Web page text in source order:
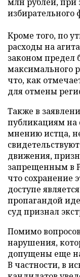
избирательного
Кроме того, по
расходы на
законом предел
максимального
что, как
для отмены
Также в
публикациям на
мнению истца,
движения,
запрещенным в
что сохранение
доступе
пропагандой
суд признал
Помимо
нарушения,
допущены еще
В частности, в